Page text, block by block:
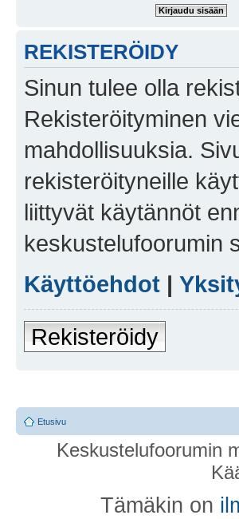
REKISTERÖIDY
Sinun tulee olla
Rekisteröityminen
mahdollisuuksia.
rekisteröityneille
liittyvät käytännöt
keskustelufoorumin
Käyttöehdot |
Rekisteröidy
Etusivu
Keskustelufoorumin
Tämäkin on